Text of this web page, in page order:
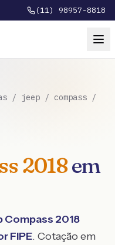
(11) 98957-8818
/ jeep / compass /
2018em
Compass 2018
FIPE. Cotação em